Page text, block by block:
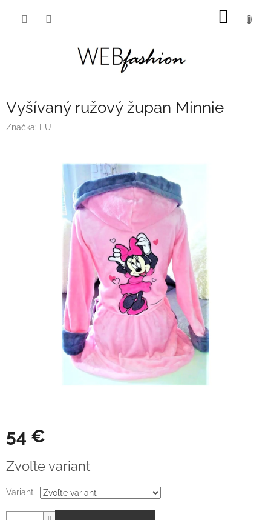
Vyšívaný ružový župan Minnie
Značka: EU
54 €
cena:
Zvoľte variant
Variant